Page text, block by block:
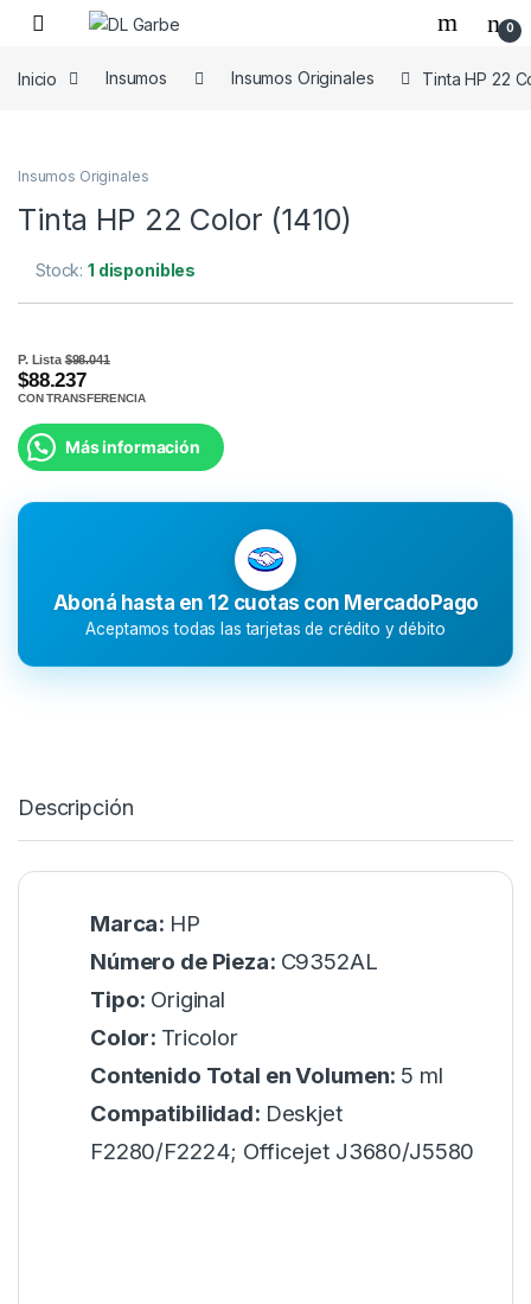
0
Inicio Insumos Insumos Originales Tinta HP 22
Insumos Originales
Tinta HP 22 Color (1410)
Stock:1 disponibles
P. Lista$98.041
$88.237
CON TRANSFERENCIA
Más información
Aboná hasta en 12 cuotas con MercadoPago
Aceptamos todas las tarjetas de crédito y débito
Descripción
Marca: HP
Número de Pieza: C9352AL
Tipo: Original
Color: Tricolor
Contenido Total en Volumen: 5 ml
Compatibilidad: Deskjet
F2280/F2224; Officejet J3680/J5580